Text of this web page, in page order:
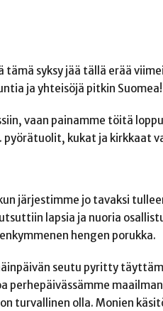
syksy jää tällä erää
ja yhteisöjä pitkin Suomea!
vaan painamme töitä
kukat ja kirkkaat
järjestimme jo tavaksi
lapsia ja nuoria
hengen porukka.
seutu pyritty
perhepäivässämme
turvallinen olla. Monien